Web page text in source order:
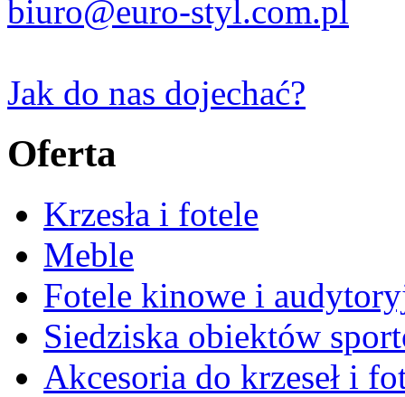
biuro@euro-styl.com.pl
Jak do nas dojechać?
Oferta
Krzesła i fotele
Meble
Fotele kinowe i
Siedziska obiektów
Akcesoria do krzeseł i